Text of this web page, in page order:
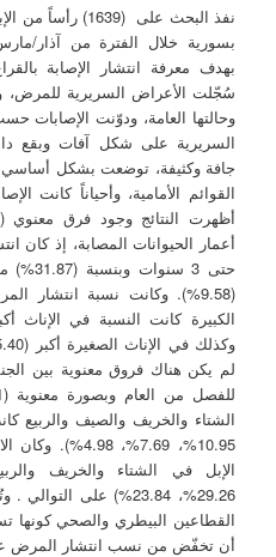
نفذ البحث على
بهدف معرفة انتشار الإصابة
سُجّلت الأعراض السريرية للمرض،
وحالتها العامة، ودوّنت
السريرية على شكل آفات وبقع
جافة وكثيفة، توضعت بشكل أساسي
القوائم الأمامية، وأحياناً كانت
أعمار الحيوانات المصابة، إذ كان
(9.58%). وكانت نسبة انتشار
لم يكن هناك فروق معنوية بين
29.26%، 23.84%) على
القطاعين البيطري والصحي كونها
أن تخفّض من نسب انتشار المرض